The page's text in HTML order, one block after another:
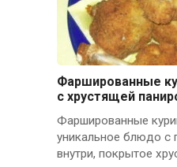
Фаршированные
с хрустящей
Фаршированные
уникальное блюдо
внутри, покрытое